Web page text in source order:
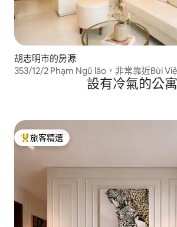
胡志明市的房源
353/12/2 Phạm Ngũ lão，非常靠近Bùi
設有冷氣的公寓
旅客精選榜首
旅客精選